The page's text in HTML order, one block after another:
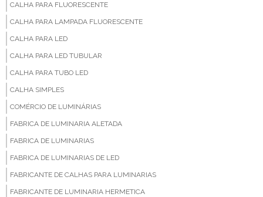
CALHA PARA FLUORESCENTE
CALHA PARA LAMPADA FLUORESCENTE
CALHA PARA LED
CALHA PARA LED TUBULAR
CALHA PARA TUBO LED
CALHA SIMPLES
COMÉRCIO DE LUMINÁRIAS
FABRICA DE LUMINARIA ALETADA
FABRICA DE LUMINARIAS
FABRICA DE LUMINARIAS DE LED
FABRICANTE DE CALHAS PARA LUMINARIAS
FABRICANTE DE LUMINARIA HERMETICA